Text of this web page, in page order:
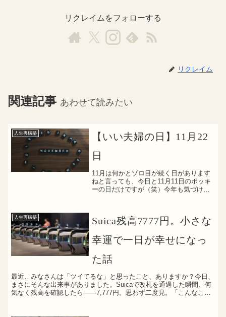
リクレイムをフォローする
リクレイム
関連記事 あわせて読みたい
人生再構築
【いい夫婦の日】11月22
日
11月は何かとゾロ目が続く日があります
ねと言っても、今日と11月11日のポッキ
ーの日だけですが（笑）今年も気づけ
人生再構築
Suica残高7777円。小さな
幸運で一日が幸せになっ
た話
最近、みなさんは「ツイてるな」と思ったこと、ありますか？今日、
まさにそんな出来事がありました。Suicaで改札を通過した瞬間、何
気なく残高を確認したら——7,777円。思わず二度見。「こんなこ